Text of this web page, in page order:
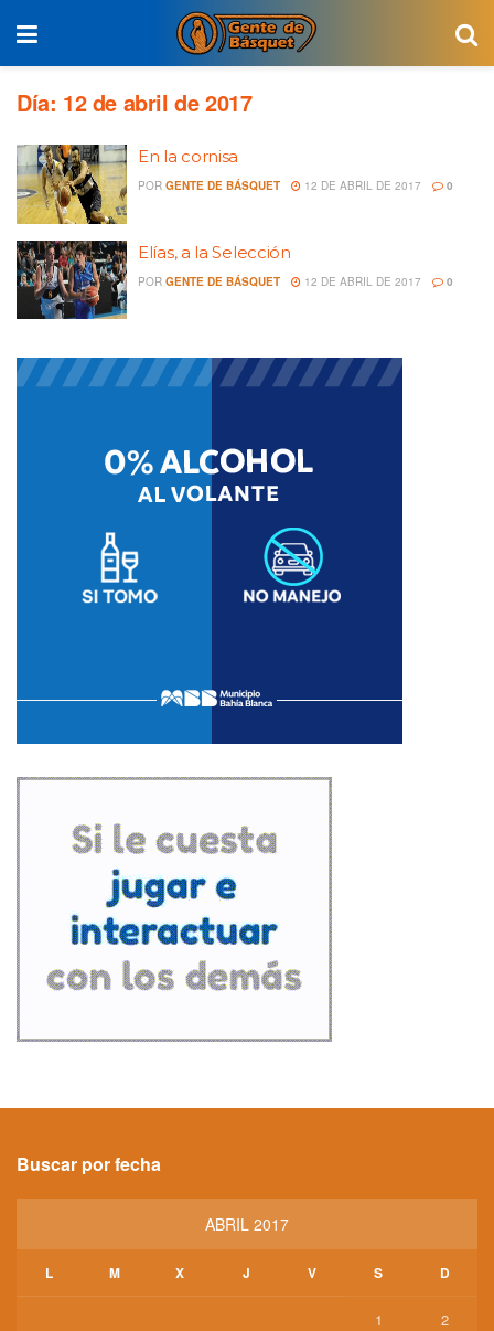
Día: 12 de abril de 2017
En la cornisa
POR GENTE DE BÁSQUET 12 DE ABRIL DE 2017 0
Elías, a la Selección
POR GENTE DE BÁSQUET 12 DE ABRIL DE 2017 0
Buscar por fecha
ABRIL 2017
L M X J V S D
1 2